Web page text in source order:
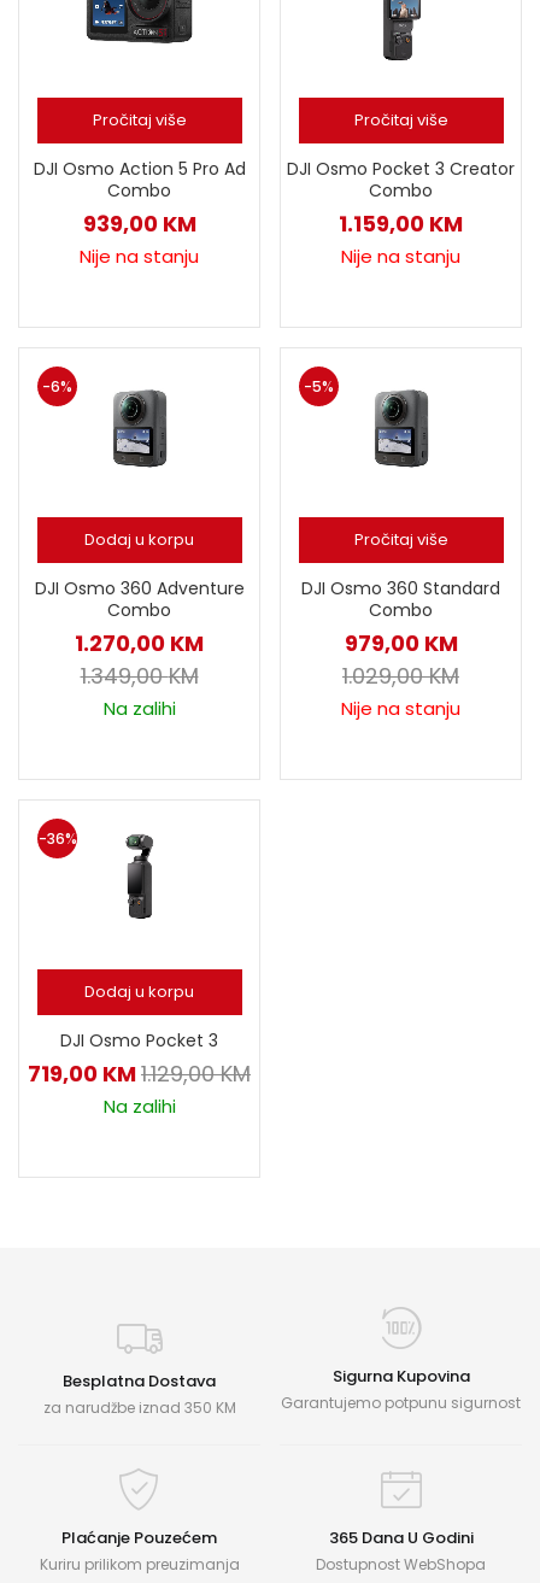
Pročitaj više
DJI Osmo Action 5 Pro Ad
Combo
939,00 KM
Nije na stanju
Pročitaj više
DJI Osmo Pocket 3 Creator
Combo
1.159,00 KM
Nije na stanju
Dodaj u korpu
DJI Osmo 360 Adventure
Combo
1.270,00 KM
1.349,00KM
-6%
Na zalihi
Pročitaj više
DJI Osmo 360 Standard
Combo
979,00 KM
1.029,00KM
-5%
Nije na stanju
Dodaj u korpu
DJI Osmo Pocket 3
719,00 KM1.129,00KM
-36%
Na zalihi
Besplatna Dostava
za narudžbe iznad 350 KM
Sigurna Kupovina
Garantujemo potpunu sigurnost
Plaćanje Pouzećem
Kuriru prilikom preuzimanja
365 Dana U Godini
Dostupnost WebShopa